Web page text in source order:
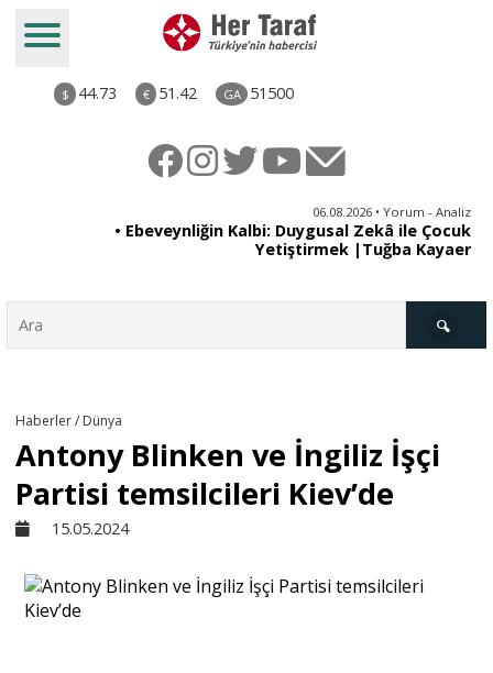
$ 44.73 € 51.42 GA 51500
06.08.2026 • Yorum - Analiz
• Ebeveynliğin Kalbi: Duygusal Zekâ ile Çocuk
Yetiştirmek |Tuğba Kayaer
Derkenar
Haberler / Dünya
Antony Blinken ve İngiliz İşçi
Partisi temsilcileri Kiev’de
15.05.2024